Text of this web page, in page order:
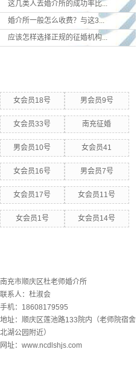
这几类人去婚介所的成功率比...
婚介所一般怎么收费？与这3...
应该怎样选择正规的征婚机构...
女会员18号 男会员9号
女会员33号 南充征婚
男会员10号 女会员41
女会员16号 男会员7号
女会员17号 女会员11号
女会员1号 女会员14号
南充市顺庆区杜老师婚介所
联系人：杜淑会
手机：18608179595
地址：顺庆区莲池路133院内（老师院宿舍
北湖公园附近）
网址：www.ncdlshjs.com